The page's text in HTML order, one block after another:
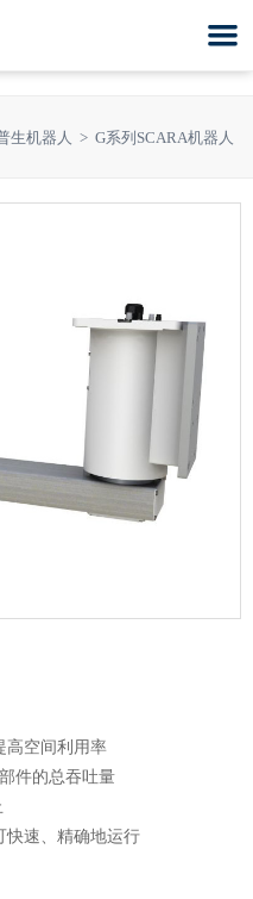
SCARA机器人
控制器内置
SCARA机器人
列吊装机器人
折叠机器人
器机器人
机器人
机器人
机器人
机器人
机器人
柔性振动盘
生机器人 > G系列SCARA机器人
高空间利用率
件的总吞吐量
快速、精确地运行